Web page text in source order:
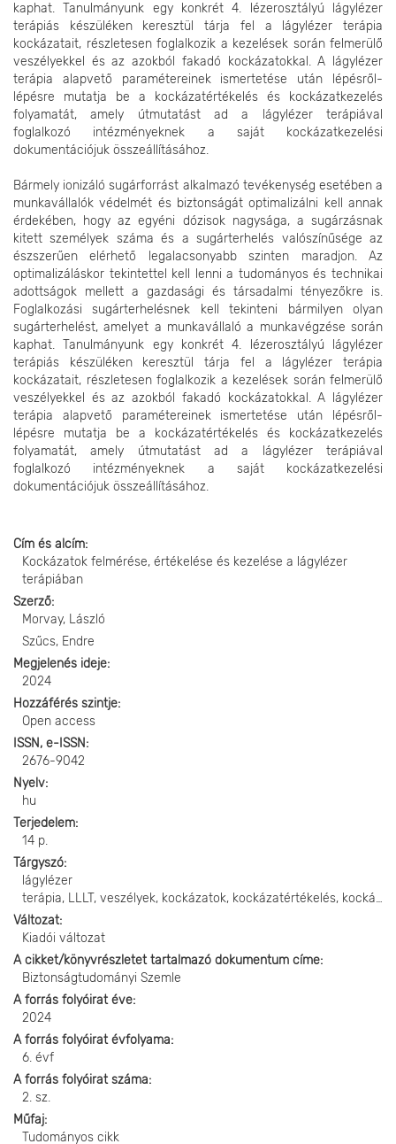
kaphat. Tanulmányunk egy konkrét 4. lézerosztályú lágylézer
terápiás készüléken keresztül tárja fel a lágylézer terápia
kockázatait, részletesen foglalkozik a kezelések során felmerülő
veszélyekkel és az azokból fakadó kockázatokkal. A lágylézer
terápia alapvető paramétereinek ismertetése után lépésről-
lépésre mutatja be a kockázatértékelés és kockázatkezelés
folyamatát, amely útmutatást ad a lágylézer terápiával
foglalkozó intézményeknek a saját kockázatkezelési
dokumentációjuk összeállításához.
Bármely ionizáló sugárforrást alkalmazó tevékenység esetében a
munkavállalók védelmét és biztonságát optimalizálni kell annak
érdekében, hogy az egyéni dózisok nagysága, a sugárzásnak
kitett személyek száma és a sugárterhelés valószínűsége az
észszerűen elérhető legalacsonyabb szinten maradjon. Az
optimalizáláskor tekintettel kell lenni a tudományos és technikai
adottságok mellett a gazdasági és társadalmi tényezőkre is.
Foglalkozási sugárterhelésnek kell tekinteni bármilyen olyan
sugárterhelést, amelyet a munkavállaló a munkavégzése során
kaphat. Tanulmányunk egy konkrét 4. lézerosztályú lágylézer
terápiás készüléken keresztül tárja fel a lágylézer terápia
kockázatait, részletesen foglalkozik a kezelések során felmerülő
veszélyekkel és az azokból fakadó kockázatokkal. A lágylézer
terápia alapvető paramétereinek ismertetése után lépésről-
lépésre mutatja be a kockázatértékelés és kockázatkezelés
folyamatát, amely útmutatást ad a lágylézer terápiával
foglalkozó intézményeknek a saját kockázatkezelési
dokumentációjuk összeállításához.
Cím és alcím
Kockázatok felmérése, értékelése és kezelése a lágylézer
terápiában
Szerző
Morvay, László
Szűcs, Endre
Megjelenés ideje
2024
Hozzáférés szintje
Open access
ISSN, e-ISSN
2676-9042
Nyelv
hu
Terjedelem
14 p.
Tárgyszó
lágylézer
terápia, LLLT, veszélyek, kockázatok, kockázatértékelés, kockázatkezelés
Változat
Kiadói változat
A cikket/könyvrészletet tartalmazó dokumentum címe
Biztonságtudományi Szemle
A forrás folyóirat éve
2024
A forrás folyóirat évfolyama
6. évf
A forrás folyóirat száma
2. sz.
Műfaj
Tudományos cikk